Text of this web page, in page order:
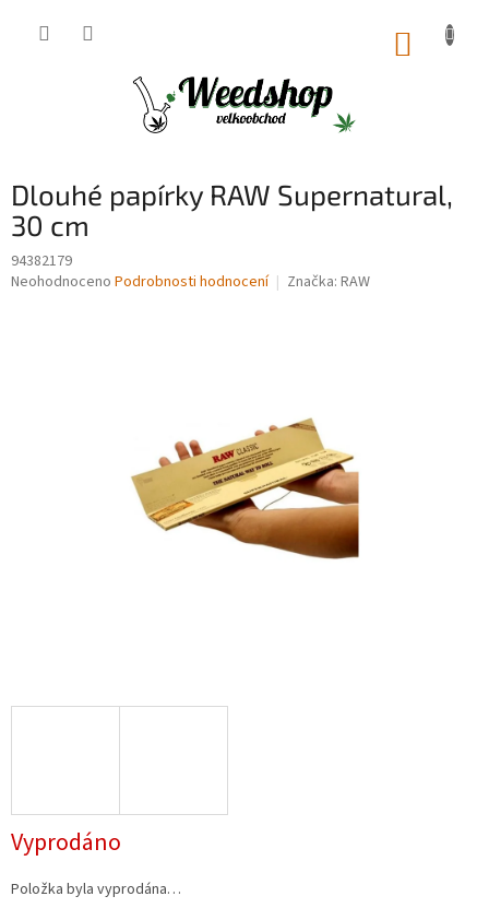
Dlouhé papírky RAW Supernatural,
30 cm
94382179
Průměrné
Neohodnoceno Podrobnosti hodnocení Značka: RAW
Vyprodáno
Položka byla vyprodána…